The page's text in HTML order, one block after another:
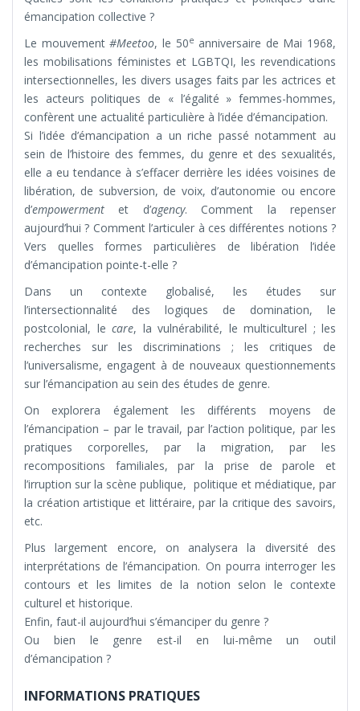
émancipation collective ?
Le mouvement#Meetoo, le 50e anniversaire de Mai 1968,
les mobilisations féministes et LGBTQI, les revendications
intersectionnelles, les divers usages faits par les actrices et
les acteurs politiques de « l’égalité » femmes-hommes,
confèrent une actualité particulière à l’idée d’émancipation.
Si l’idée d’émancipation a un riche passé notamment au
sein de l’histoire des femmes, du genre et des sexualités,
elle a eu tendance à s’effacer derrière les idées voisines de
libération, de subversion, de voix, d’autonomie ou encore
d’empowerment et d’agency. Comment la repenser
aujourd’hui ? Comment l’articuler à ces différentes notions ?
Vers quelles formes particulières de libération l’idée
d’émancipation pointe-t-elle ?
Dans un contexte globalisé, les études sur
l’intersectionnalité des logiques de domination, le
postcolonial, le care, la vulnérabilité, le multiculturel ; les
recherches sur les discriminations ; les critiques de
l’universalisme, engagent à de nouveaux questionnements
sur l’émancipation au sein des études de genre.
On explorera également les différents moyens de
l’émancipation – par le travail, par l’action politique, par les
pratiques corporelles, par la migration, par les
recompositions familiales, par la prise de parole et
l’irruption sur la scène publique, politique et médiatique, par
la création artistique et littéraire, par la critique des savoirs,
etc.
Plus largement encore, on analysera la diversité des
interprétations de l’émancipation. On pourra interroger les
contours et les limites de la notion selon le contexte
culturel et historique.
Enfin, faut-il aujourd’hui s’émanciper du genre ?
Ou bien le genre est-il en lui-même un outil
d’émancipation ?
INFORMATIONS PRATIQUES